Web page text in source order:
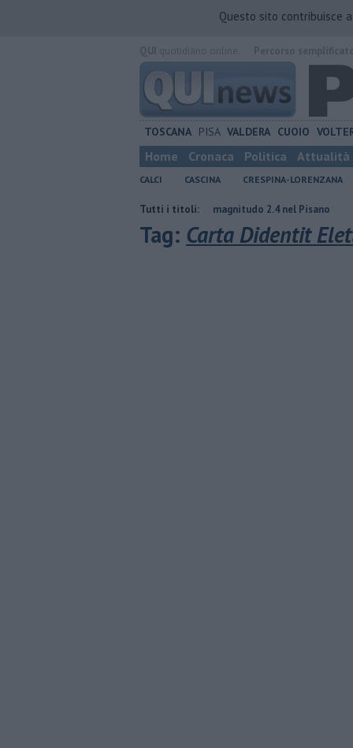
Questo sito contribuisce
TOSCANA PISA VALDERA CUOIO
Home Cronaca Politica Attualità
CALCI CASCINA CRESPINA-LORENZANA
Tutti i titoli:
Nuova scossa di magnitudo 2.4 nel Pisano Takeda,
Tag: Carta Didentit